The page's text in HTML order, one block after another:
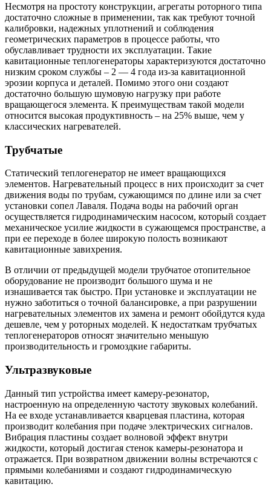
Несмотря на простоту конструкции, агрегаты роторного типа
достаточно сложные в применении, так как требуют точной
калибровки, надежных уплотнений и соблюдения
геометрических параметров в процессе работы, что
обуславливает трудности их эксплуатации. Такие
кавитационные теплогенераторы характеризуются достаточно
низким сроком службы – 2 — 4 года из-за кавитационной
эрозии корпуса и деталей. Помимо этого они создают
достаточно большую шумовую нагрузку при работе
вращающегося элемента. К преимуществам такой модели
относится высокая продуктивность – на 25% выше, чем у
классических нагревателей.
Трубчатые
Статический теплогенератор не имеет вращающихся
элементов. Нагревательный процесс в них происходит за счет
движения воды по трубам, сужающимся по длине или за счет
установки сопел Лаваля. Подача воды на рабочий орган
осуществляется гидродинамическим насосом, который создает
механическое усилие жидкости в сужающемся пространстве, а
при ее переходе в более широкую полость возникают
кавитационные завихрения.
В отличии от предыдущей модели трубчатое отопительное
оборудование не производит большого шума и не
изнашивается так быстро. При установке и эксплуатации не
нужно заботиться о точной балансировке, а при разрушении
нагревательных элементов их замена и ремонт обойдутся куда
дешевле, чем у роторных моделей. К недостаткам трубчатых
теплогенераторов относят значительно меньшую
производительность и громоздкие габариты.
Ультразвуковые
Данный тип устройства имеет камеру-резонатор,
настроенную на определенную частоту звуковых колебаний.
На ее входе устанавливается кварцевая пластина, которая
производит колебания при подаче электрических сигналов.
Вибрация пластины создает волновой эффект внутри
жидкости, который достигая стенок камеры-резонатора и
отражается. При возвратном движении волны встречаются с
прямыми колебаниями и создают гидродинамическую
кавитацию.